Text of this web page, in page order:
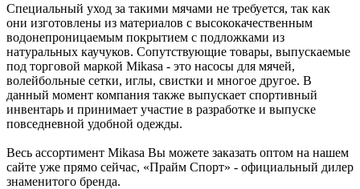
Специальный уход за такими мячами не требуется, так как
они изготовлены из материалов с высококачественным
водонепроницаемым покрытием с подложками из
натуральных каучуков. Сопутствующие товары, выпускаемые
под торговой маркой Mikasa - это насосы для мячей,
волейбольные сетки, иглы, свистки и многое другое. В
данный момент компания также выпускает спортивный
инвентарь и принимает участие в разработке и выпуске
повседневной удобной одежды.
Весь ассортимент Mikasa Вы можете заказать оптом на нашем
сайте уже прямо сейчас, «Прайм Спорт» - официальный дилер
знаменитого бренда.